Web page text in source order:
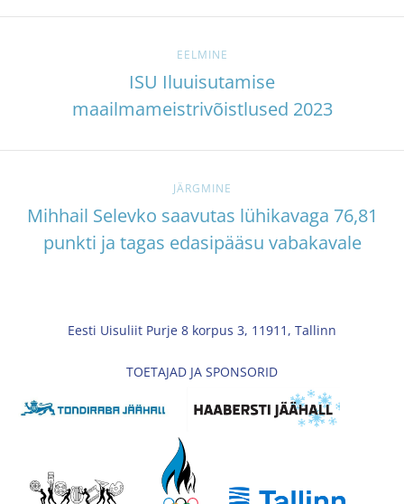
EELMINE
ISU Iluuisutamise
maailmameistrivõistlused 2023
JÄRGMINE
Mihhail Selevko saavutas lühikavaga 76,81
punkti ja tagas edasipääsu vabakavale
Eesti Uisuliit Purje 8 korpus 3, 11911, Tallinn
TOETAJAD JA SPONSORID